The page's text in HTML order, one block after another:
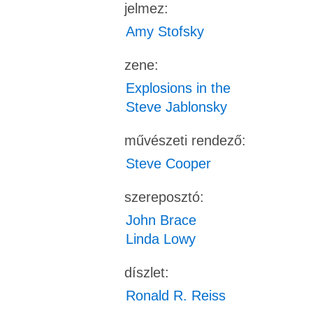
jelmez:
Amy Stofsky
zene:
Explosions in the
Steve Jablonsky
művészeti rendező:
Steve Cooper
szereposztó:
John Brace
Linda Lowy
díszlet:
Ronald R. Reiss